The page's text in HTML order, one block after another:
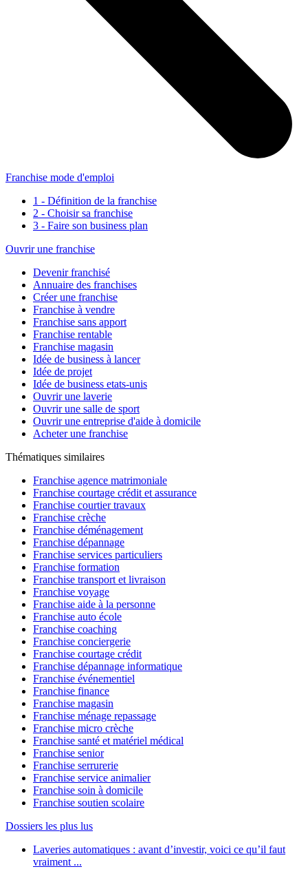
Franchise mode d'emploi
1 - Définition de la franchise
2 - Choisir sa franchise
3 - Faire son business plan
Ouvrir une franchise
Devenir franchisé
Annuaire des franchises
Créer une franchise
Franchise à vendre
Franchise sans apport
Franchise rentable
Franchise magasin
Idée de business à lancer
Idée de projet
Idée de business etats-unis
Ouvrir une laverie
Ouvrir une salle de sport
Ouvrir une entreprise d'aide à domicile
Acheter une franchise
Thématiques similaires
Franchise agence matrimoniale
Franchise courtage crédit et assurance
Franchise courtier travaux
Franchise crèche
Franchise déménagement
Franchise dépannage
Franchise services particuliers
Franchise formation
Franchise transport et livraison
Franchise voyage
Franchise aide à la personne
Franchise auto école
Franchise coaching
Franchise conciergerie
Franchise courtage crédit
Franchise dépannage informatique
Franchise événementiel
Franchise finance
Franchise magasin
Franchise ménage repassage
Franchise micro crèche
Franchise santé et matériel médical
Franchise senior
Franchise serrurerie
Franchise service animalier
Franchise soin à domicile
Franchise soutien scolaire
Dossiers les plus lus
Laveries automatiques : avant d’investir, voici ce qu’il faut
vraiment ...